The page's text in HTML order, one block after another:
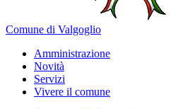
Comune di Valgoglio
Amministrazione
Novità
Servizi
Vivere il comune